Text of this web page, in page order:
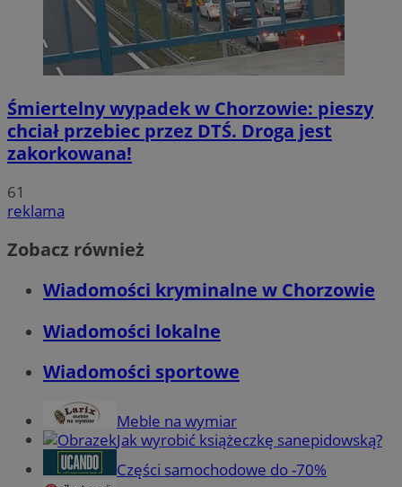
Śmiertelny wypadek w Chorzowie: pieszy
chciał przebiec przez DTŚ. Droga jest
zakorkowana!
61
reklama
Zobacz również
Wiadomości kryminalne w Chorzowie
Wiadomości lokalne
Wiadomości sportowe
Meble na wymiar
Jak wyrobić książeczkę sanepidowską?
Części samochodowe do -70%